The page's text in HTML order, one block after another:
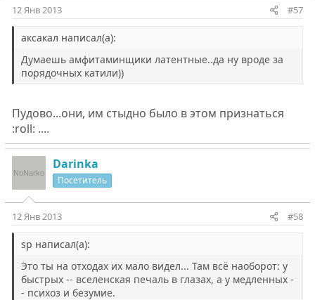
12 Янв 2013 #57
аксакал написал(а):
Думаешь амфитаминщики латентные..да ну вроде за
порядочных катили))
Пудово...они, им стыдно было в этом признаться
:roll: ....
Darinka
Посетитель
12 Янв 2013 #58
sp написал(а):
Это ты на отходах их мало видел... Там всё наоборот: у
быстрых -- вселенская печаль в глазах, а у медленных -
- психоз и безумие.